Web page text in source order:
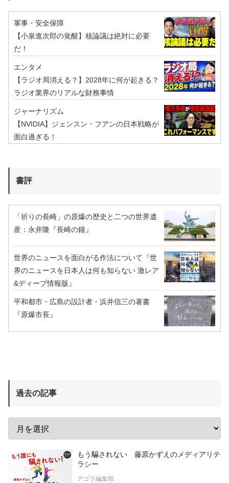
軍事・安全保障
【小泉進次郎の覚醒】核論議は絶対に必要
だ！
エンタメ
【ラジオ局消える？】2028年に何が起きる？
ラジオ業界のリアルな財務事情
ジャーナリズム
【NVIDIA】ジェンスン・フアンの日本戦略が
面白過ぎる！
書評
「祈りの長崎」の原爆の歴史と二つの世界遺
産：永井隆『長崎の鐘』
世界のニュースを面白がる作法について『世
界のニュースを日本人は何も知らない 激レア
&ディープ情報版』
平和都市・広島の設計者・浜井信三の著書
『原爆市長』
過去の記事
もう騙されない 藤原かずえのメディアリテ
ラシー
アゴラ編集部